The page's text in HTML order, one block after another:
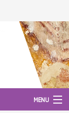
MENU